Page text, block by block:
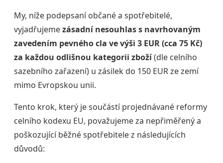
My, níže podepsaní občané a spotřebitelé,
vyjadřujemezásadní nesouhlas s navrhovaným
zavedením pevného cla ve výši 3 EUR (cca 75 Kč)
za každou odlišnou kategorii zboží(dle celního
sazebního zařazení) u zásilek do 150 EUR ze zemí
mimo Evropskou unii.
Tento krok, který je součástí projednávané reformy
celního kodexu EU, považujeme za nepřiměřený a
poškozující běžné spotřebitele z následujících
důvodů: